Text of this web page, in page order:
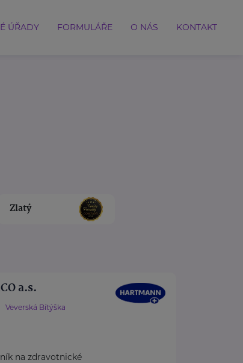
ÚŘADY FORMULÁŘE O NÁS KONTAKT
Zlatý
a.s.
Veverská Bítýška
na zdravotnické